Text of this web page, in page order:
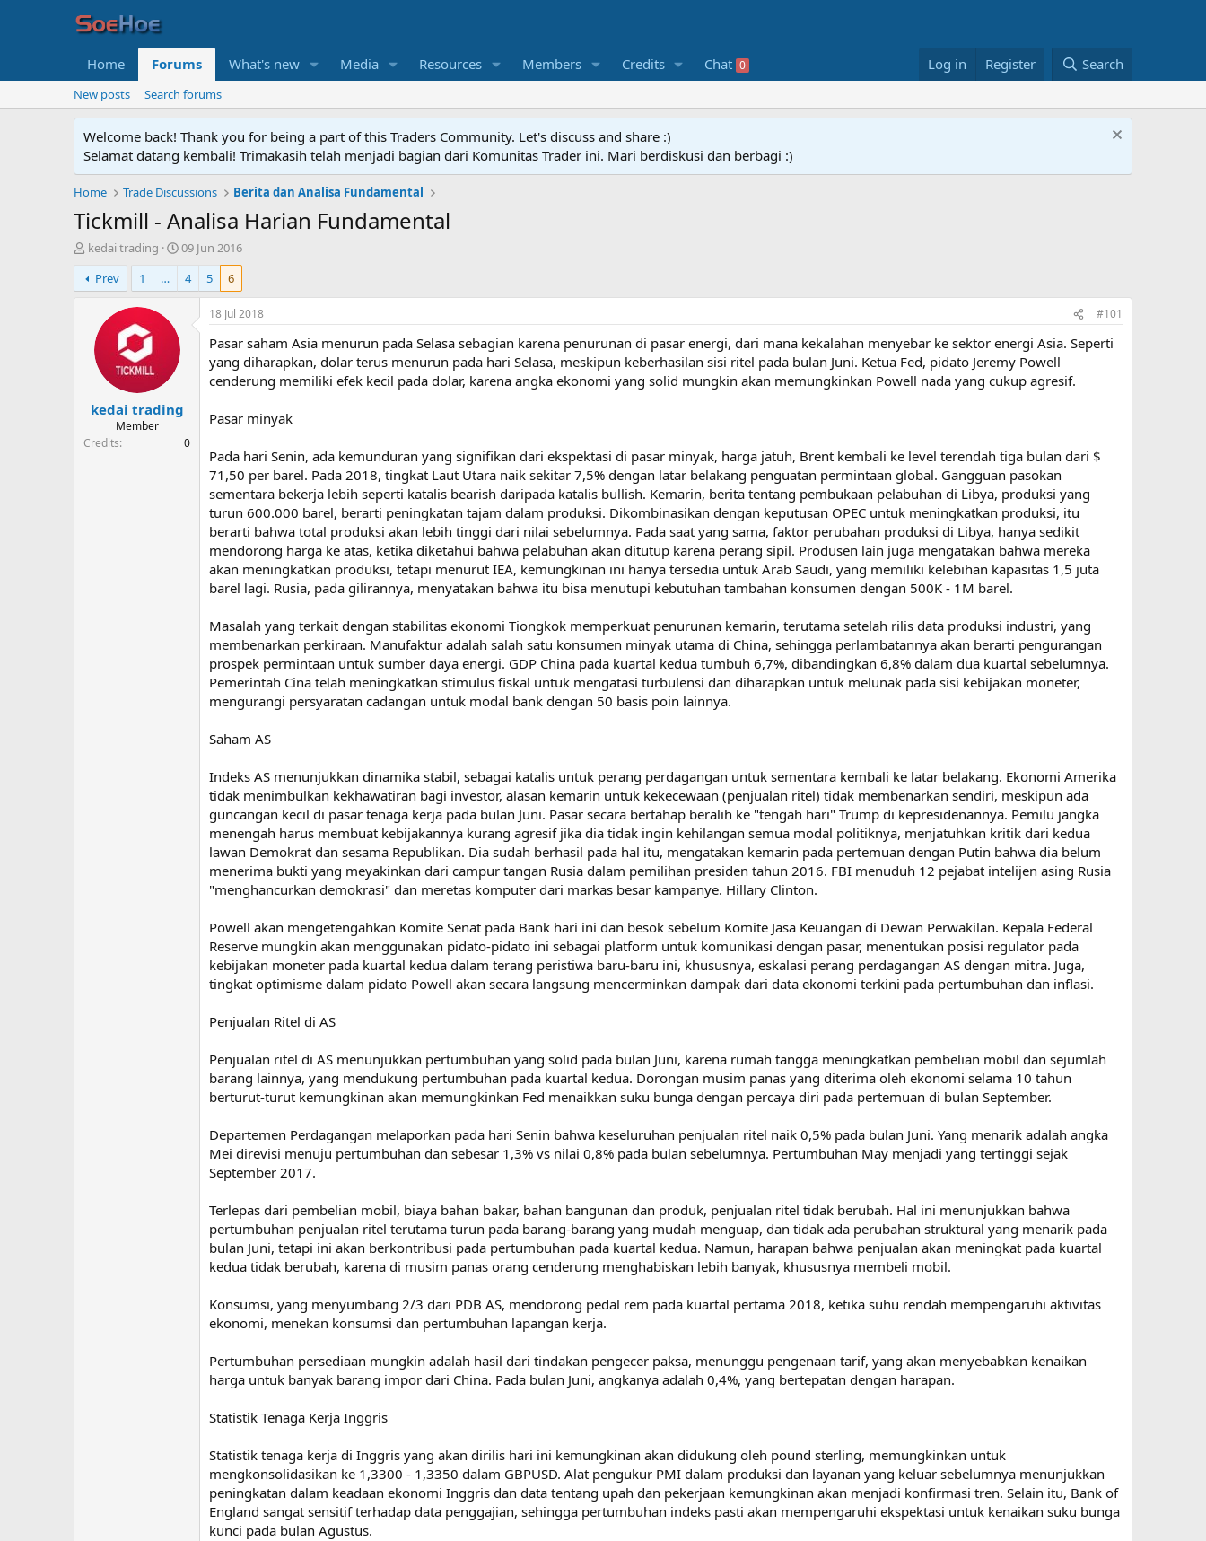
Home Forums What's new Media Resources Members Credits Chat 0 Log in Register Search
New posts Search forums
Welcome back! Thank you for being a part of this Traders Community. Let's discuss and share :)
Selamat datang kembali! Trimakasih telah menjadi bagian dari Komunitas Trader ini. Mari berdiskusi dan berbagi :)
Home Trade Discussions Berita dan Analisa Fundamental
Tickmill - Analisa Harian Fundamental
T
h
r
e
r
kedai trading
S
t
a
r
09 Jun 2016
Prev
1 … 4 5 6
kedai trading
Member
Credits
0
18 Jul 2018 #101
Pasar saham Asia menurun pada Selasa sebagian karena penurunan di pasar energi, dari mana kekalahan menyebar ke sektor energi Asia. Seperti
yang diharapkan, dolar terus menurun pada hari Selasa, meskipun keberhasilan sisi ritel pada bulan Juni. Ketua Fed, pidato Jeremy Powell
cenderung memiliki efek kecil pada dolar, karena angka ekonomi yang solid mungkin akan memungkinkan Powell nada yang cukup agresif.
Pasar minyak
Pada hari Senin, ada kemunduran yang signifikan dari ekspektasi di pasar minyak, harga jatuh, Brent kembali ke level terendah tiga bulan dari $
71,50 per barel. Pada 2018, tingkat Laut Utara naik sekitar 7,5% dengan latar belakang penguatan permintaan global. Gangguan pasokan
sementara bekerja lebih seperti katalis bearish daripada katalis bullish. Kemarin, berita tentang pembukaan pelabuhan di Libya, produksi yang
turun 600.000 barel, berarti peningkatan tajam dalam produksi. Dikombinasikan dengan keputusan OPEC untuk meningkatkan produksi, itu
berarti bahwa total produksi akan lebih tinggi dari nilai sebelumnya. Pada saat yang sama, faktor perubahan produksi di Libya, hanya sedikit
mendorong harga ke atas, ketika diketahui bahwa pelabuhan akan ditutup karena perang sipil. Produsen lain juga mengatakan bahwa mereka
akan meningkatkan produksi, tetapi menurut IEA, kemungkinan ini hanya tersedia untuk Arab Saudi, yang memiliki kelebihan kapasitas 1,5 juta
barel lagi. Rusia, pada gilirannya, menyatakan bahwa itu bisa menutupi kebutuhan tambahan konsumen dengan 500K - 1M barel.
Masalah yang terkait dengan stabilitas ekonomi Tiongkok memperkuat penurunan kemarin, terutama setelah rilis data produksi industri, yang
membenarkan perkiraan. Manufaktur adalah salah satu konsumen minyak utama di China, sehingga perlambatannya akan berarti pengurangan
prospek permintaan untuk sumber daya energi. GDP China pada kuartal kedua tumbuh 6,7%, dibandingkan 6,8% dalam dua kuartal sebelumnya.
Pemerintah Cina telah meningkatkan stimulus fiskal untuk mengatasi turbulensi dan diharapkan untuk melunak pada sisi kebijakan moneter,
mengurangi persyaratan cadangan untuk modal bank dengan 50 basis poin lainnya.
Saham AS
Indeks AS menunjukkan dinamika stabil, sebagai katalis untuk perang perdagangan untuk sementara kembali ke latar belakang. Ekonomi Amerika
tidak menimbulkan kekhawatiran bagi investor, alasan kemarin untuk kekecewaan (penjualan ritel) tidak membenarkan sendiri, meskipun ada
guncangan kecil di pasar tenaga kerja pada bulan Juni. Pasar secara bertahap beralih ke "tengah hari" Trump di kepresidenannya. Pemilu jangka
menengah harus membuat kebijakannya kurang agresif jika dia tidak ingin kehilangan semua modal politiknya, menjatuhkan kritik dari kedua
lawan Demokrat dan sesama Republikan. Dia sudah berhasil pada hal itu, mengatakan kemarin pada pertemuan dengan Putin bahwa dia belum
menerima bukti yang meyakinkan dari campur tangan Rusia dalam pemilihan presiden tahun 2016. FBI menuduh 12 pejabat intelijen asing Rusia
"menghancurkan demokrasi" dan meretas komputer dari markas besar kampanye. Hillary Clinton.
Powell akan mengetengahkan Komite Senat pada Bank hari ini dan besok sebelum Komite Jasa Keuangan di Dewan Perwakilan. Kepala Federal
Reserve mungkin akan menggunakan pidato-pidato ini sebagai platform untuk komunikasi dengan pasar, menentukan posisi regulator pada
kebijakan moneter pada kuartal kedua dalam terang peristiwa baru-baru ini, khususnya, eskalasi perang perdagangan AS dengan mitra. Juga,
tingkat optimisme dalam pidato Powell akan secara langsung mencerminkan dampak dari data ekonomi terkini pada pertumbuhan dan inflasi.
Penjualan Ritel di AS
Penjualan ritel di AS menunjukkan pertumbuhan yang solid pada bulan Juni, karena rumah tangga meningkatkan pembelian mobil dan sejumlah
barang lainnya, yang mendukung pertumbuhan pada kuartal kedua. Dorongan musim panas yang diterima oleh ekonomi selama 10 tahun
berturut-turut kemungkinan akan memungkinkan Fed menaikkan suku bunga dengan percaya diri pada pertemuan di bulan September.
Departemen Perdagangan melaporkan pada hari Senin bahwa keseluruhan penjualan ritel naik 0,5% pada bulan Juni. Yang menarik adalah angka
Mei direvisi menuju pertumbuhan dan sebesar 1,3% vs nilai 0,8% pada bulan sebelumnya. Pertumbuhan May menjadi yang tertinggi sejak
September 2017.
Terlepas dari pembelian mobil, biaya bahan bakar, bahan bangunan dan produk, penjualan ritel tidak berubah. Hal ini menunjukkan bahwa
pertumbuhan penjualan ritel terutama turun pada barang-barang yang mudah menguap, dan tidak ada perubahan struktural yang menarik pada
bulan Juni, tetapi ini akan berkontribusi pada pertumbuhan pada kuartal kedua. Namun, harapan bahwa penjualan akan meningkat pada kuartal
kedua tidak berubah, karena di musim panas orang cenderung menghabiskan lebih banyak, khususnya membeli mobil.
Konsumsi, yang menyumbang 2/3 dari PDB AS, mendorong pedal rem pada kuartal pertama 2018, ketika suhu rendah mempengaruhi aktivitas
ekonomi, menekan konsumsi dan pertumbuhan lapangan kerja.
Pertumbuhan persediaan mungkin adalah hasil dari tindakan pengecer paksa, menunggu pengenaan tarif, yang akan menyebabkan kenaikan
harga untuk banyak barang impor dari China. Pada bulan Juni, angkanya adalah 0,4%, yang bertepatan dengan harapan.
Statistik Tenaga Kerja Inggris
Statistik tenaga kerja di Inggris yang akan dirilis hari ini kemungkinan akan didukung oleh pound sterling, memungkinkan untuk
mengkonsolidasikan ke 1,3300 - 1,3350 dalam GBPUSD. Alat pengukur PMI dalam produksi dan layanan yang keluar sebelumnya menunjukkan
peningkatan dalam keadaan ekonomi Inggris dan data tentang upah dan pekerjaan kemungkinan akan menjadi konfirmasi tren. Selain itu, Bank of
England sangat sensitif terhadap data penggajian, sehingga pertumbuhan indeks pasti akan mempengaruhi ekspektasi untuk kenaikan suku bunga
kunci pada bulan Agustus.